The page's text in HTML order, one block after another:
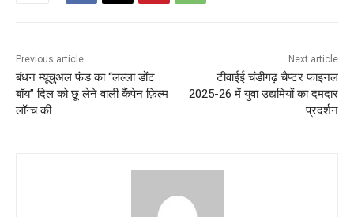
Previous article
बंधन म्यूचुअल फंड का “लल्ला डोंट
बॉय” दिल को छू लेने वाली कैंपेन फ़िल्म
लॉन्च की
Next article
टीवाईई चंडीगढ़ चैप्टर फाइनल
2025-26 में युवा उद्यमियों का दमदार
प्रदर्शन